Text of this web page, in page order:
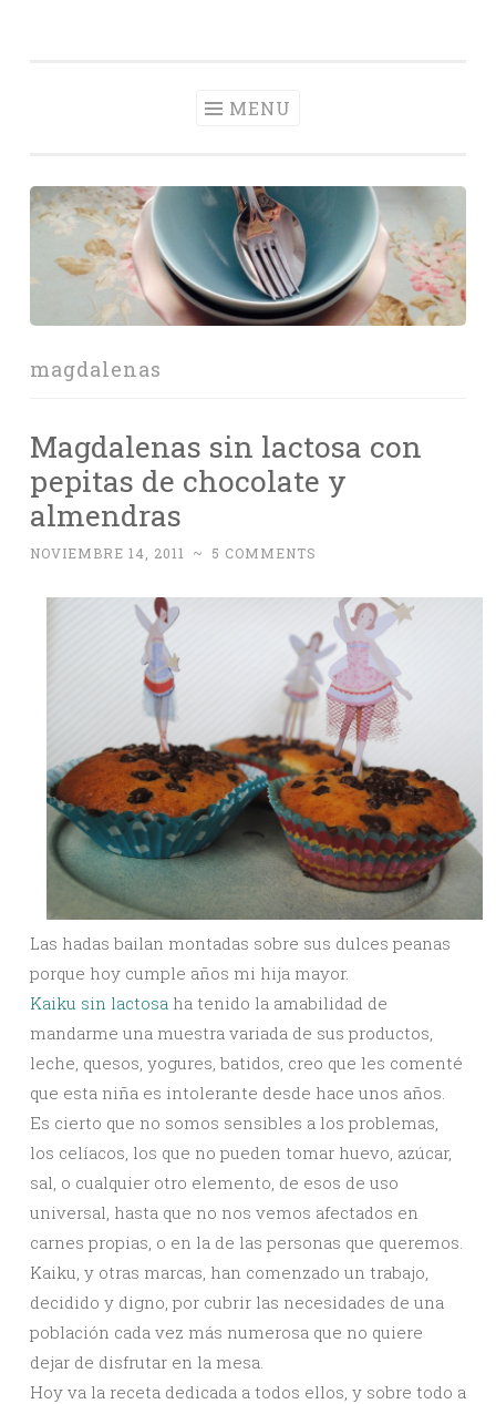
MENU
magdalenas
Magdalenas sin lactosa con
pepitas de chocolate y
almendras
NOVIEMBRE 14, 2011 ~ 5 COMMENTS
Las hadas bailan montadas sobre sus dulces peanas
porque hoy cumple años mi hija mayor.
Kaiku sin lactosa ha tenido la amabilidad de
mandarme una muestra variada de sus productos,
leche, quesos, yogures, batidos, creo que les comenté
que esta niña es intolerante desde hace unos años.
Es cierto que no somos sensibles a los problemas,
los celíacos, los que no pueden tomar huevo, azúcar,
sal, o cualquier otro elemento, de esos de uso
universal, hasta que no nos vemos afectados en
carnes propias, o en la de las personas que queremos.
Kaiku, y otras marcas, han comenzado un trabajo,
decidido y digno, por cubrir las necesidades de una
población cada vez más numerosa que no quiere
dejar de disfrutar en la mesa.
Hoy va la receta dedicada a todos ellos, y sobre todo a